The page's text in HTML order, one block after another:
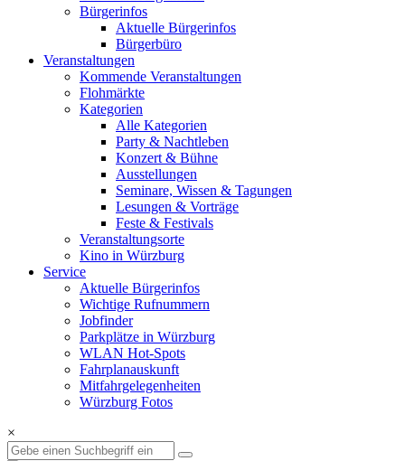
Bürgerinfos
Aktuelle Bürgerinfos
Bürgerbüro
Veranstaltungen
Kommende Veranstaltungen
Flohmärkte
Kategorien
Alle Kategorien
Party & Nachtleben
Konzert & Bühne
Ausstellungen
Seminare, Wissen & Tagungen
Lesungen & Vorträge
Feste & Festivals
Veranstaltungsorte
Kino in Würzburg
Service
Aktuelle Bürgerinfos
Wichtige Rufnummern
Jobfinder
Parkplätze in Würzburg
WLAN Hot-Spots
Fahrplanauskunft
Mitfahrgelegenheiten
Würzburg Fotos
×